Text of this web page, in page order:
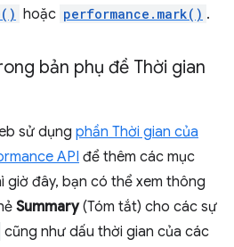
hoặc performance.mark() .
bản phụ đề Thời gian
sử dụng phần Thời gian của
API để thêm các mục
giờ đây, bạn có thể xem thông
Summary(Tóm tắt) cho các sự
cũng như dấu thời gian của các